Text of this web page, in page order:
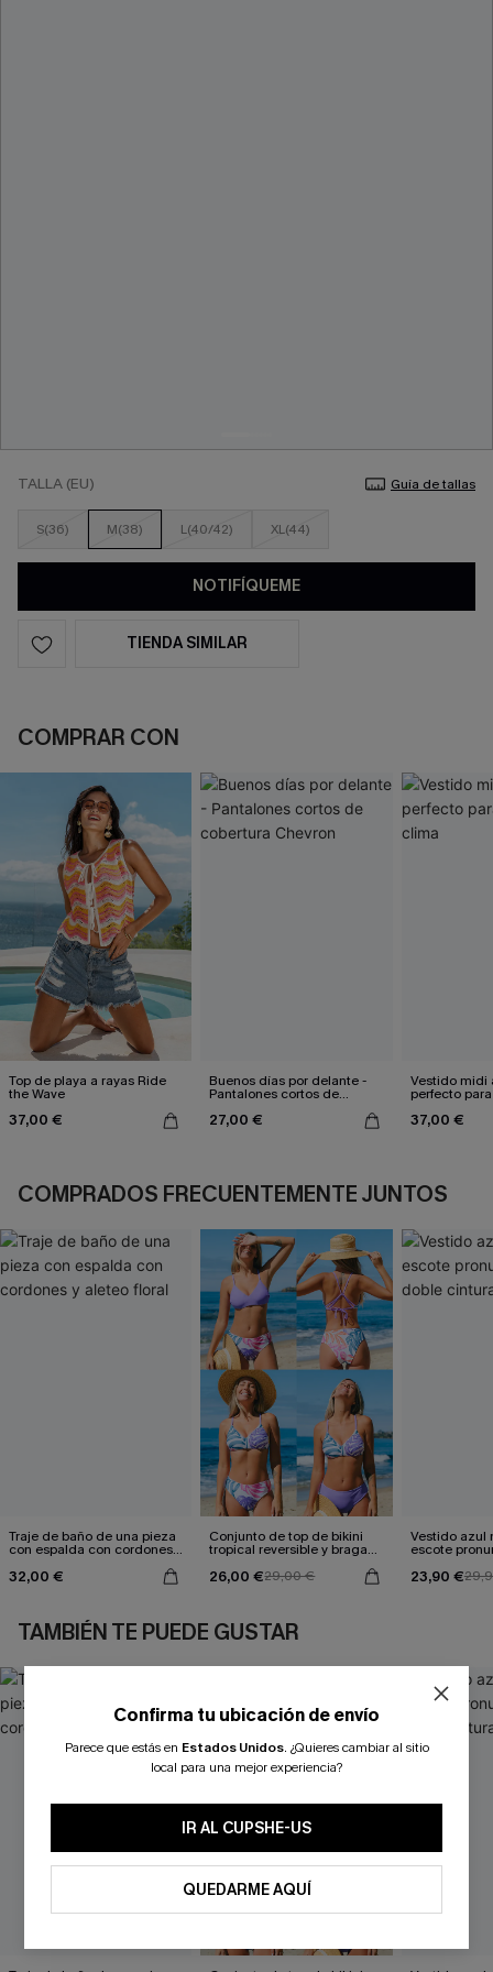
TALLA (EU) Guía de tallas
S(36) M(38) L(40/42) XL(44)
NOTIFÍQUEME
TIENDA SIMILAR
COMPRAR CON
Top de playa a rayas Ride
the Wave
37,00 €
Buenos días por delante -
Pantalones cortos de
27,00 €
Vestido midi
perfecto
clima
37,00 €
COMPRADOS FRECUENTEMENTE JUNTOS
Traje de baño de una pieza
con espalda con cordones y
32,00 €
Conjunto de top de bikini
tropical reversible y braga
26,00 €29,00 €
Vestido azul
escote
23,90 €
TAMBIÉN TE PUEDE GUSTAR
Confirma tu ubicación de envío
Parece que estás en Estados Unidos. ¿Quieres cambiar al sitio
local para una mejor experiencia?
IR AL CUPSHE-US
QUEDARME AQUÍ